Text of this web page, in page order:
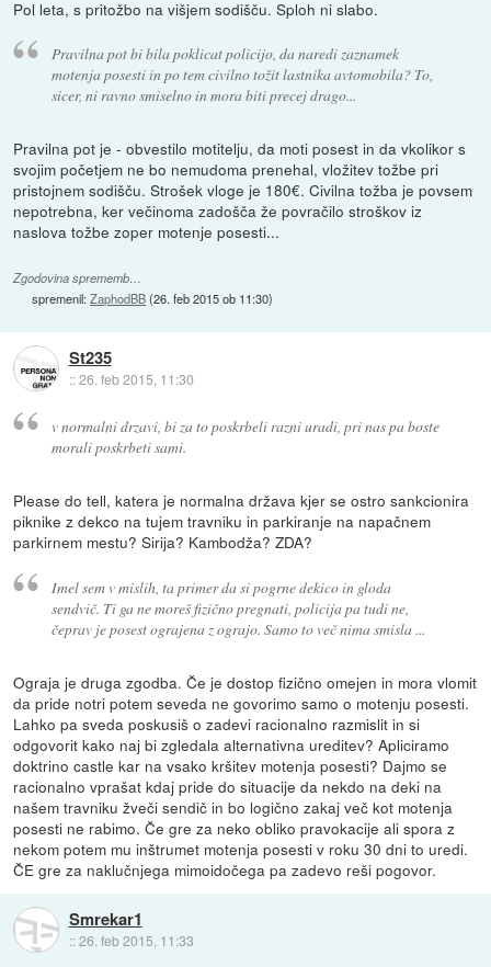
Pol leta, s pritožbo na višjem sodišču. Sploh ni slabo.
Pravilna pot bi bila poklicat policijo, da naredi zaznamek
motenja posesti in po tem civilno tožit lastnika avtomobila? To,
sicer, ni ravno smiselno in mora biti precej drago...
Pravilna pot je - obvestilo motitelju, da moti posest in da vkolikor s
svojim početjem ne bo nemudoma prenehal, vložitev tožbe pri
pristojnem sodišču. Strošek vloge je 180€. Civilna tožba je povsem
nepotrebna, ker večinoma zadošča že povračilo stroškov iz
naslova tožbe zoper motenje posesti...
Zgodovina sprememb…
spremenil:ZaphodBB(26. feb 2015 ob 11:30)
St235
::26. feb 2015, 11:30
v normalni drzavi, bi za to poskrbeli razni uradi, pri nas pa boste
morali poskrbeti sami.
Please do tell, katera je normalna država kjer se ostro sankcionira
piknike z dekco na tujem travniku in parkiranje na napačnem
parkirnem mestu? Sirija? Kambodža? ZDA?
Imel sem v mislih, ta primer da si pogrne dekico in gloda
sendvič. Ti ga ne moreš fizično pregnati, policija pa tudi ne,
čeprav je posest ograjena z ograjo. Samo to več nima smisla ...
Ograja je druga zgodba. Če je dostop fizično omejen in mora vlomit
da pride notri potem seveda ne govorimo samo o motenju posesti.
Lahko pa sveda poskusiš o zadevi racionalno razmislit in si
odgovorit kako naj bi zgledala alternativna ureditev? Apliciramo
doktrino castle kar na vsako kršitev motenja posesti? Dajmo se
racionalno vprašat kdaj pride do situacije da nekdo na deki na
našem travniku žveči sendič in bo logično zakaj več kot motenja
posesti ne rabimo. Če gre za neko obliko pravokacije ali spora z
nekom potem mu inštrumet motenja posesti v roku 30 dni to uredi.
ČE gre za naklučnjega mimoidočega pa zadevo reši pogovor.
Smrekar1
::26. feb 2015, 11:33